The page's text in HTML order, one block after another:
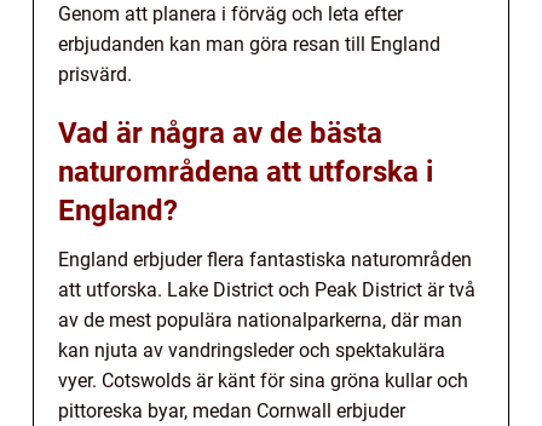
Genom att planera i förväg och leta efter
erbjudanden kan man göra resan till England
prisvärd.
Vad är några av de bästa
naturområdena att utforska i
England?
England erbjuder flera fantastiska naturområden
att utforska. Lake District och Peak District är två
av de mest populära nationalparkerna, där man
kan njuta av vandringsleder och spektakulära
vyer. Cotswolds är känt för sina gröna kullar och
pittoreska byar, medan Cornwall erbjuder